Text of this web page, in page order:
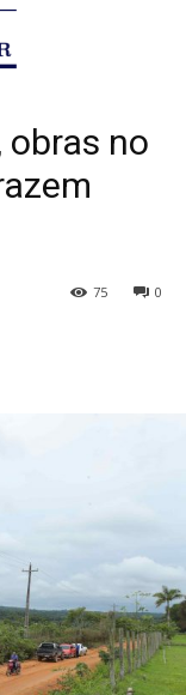
Ramal do Sulivann
obras no
0
75